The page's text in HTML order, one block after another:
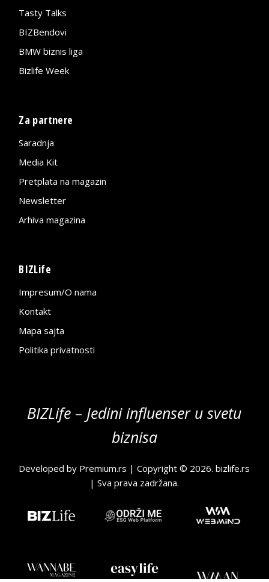
Tasty Talks
BIZBendovi
BMW biznis liga
Bizlife Week
Za partnere
Saradnja
Media Kit
Pretplata na magazin
Newsletter
Arhiva magazina
BIZLife
Impresum/O nama
Kontakt
Mapa sajta
Politika privatnosti
BIZLife – Jedini influenser u svetu
biznisa
Developed by Premium.rs | Copyright © 2026.bizlife.rs
| Sva prava zadržana.